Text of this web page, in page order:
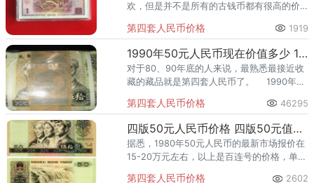
欢，但是并不是所有的古钱币都有很高的价
了，其中第一二套人民币年代久远，存世量
稀少，所以很多人就把目光放在了
第四套人民币价格 1919
1990年50元人民币现在价值多少 1990版50元钱回收价格表
对于80、90年底的人来说，最熟悉最接近收
藏的藏品就是第四套人民币了。 1990年50
币。
第四套人民币价格 46295
四版50元人民币价格 四版50元值多少钱
据悉，1980年50元人民币的最新市场报价在
15-20万元左右，以上是百连号的价格，单张
第四套人民币价格 2602